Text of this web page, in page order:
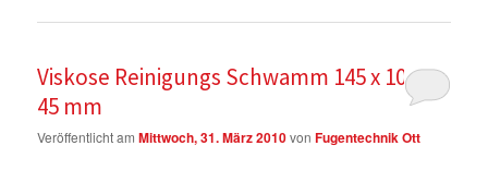
Viskose Reinigungs Schwamm 145 x 100 x
45 mm
Veröffentlicht amMittwoch, 31. März 2010vonFugentechnik Ott